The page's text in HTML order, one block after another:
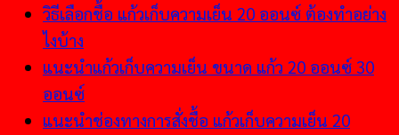
วิธีเลือกชื้อ แก้วเก็บความเย็น 20 ออนซ์ ต้องทำอย่าง
ไงบ้าง
แนะนำแก้วเก็บความเย็น ขนาด แก้ว 20 ออนซ์ 30
ออนซ์
แนะนำช่องทางการสั่งชื้อ แก้วเก็บความเย็น 20